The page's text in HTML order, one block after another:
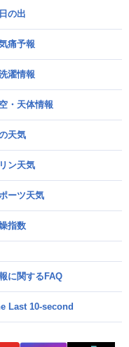
の出
痛予報
濯情報
・天体情報
天気
ン天気
ーツ天気
指数
に関するFAQ
Last 10-second